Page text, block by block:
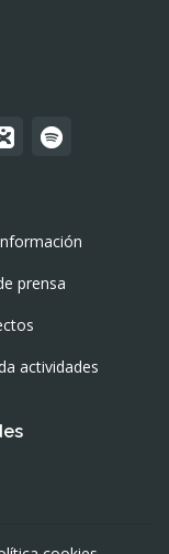
prensa
actividades